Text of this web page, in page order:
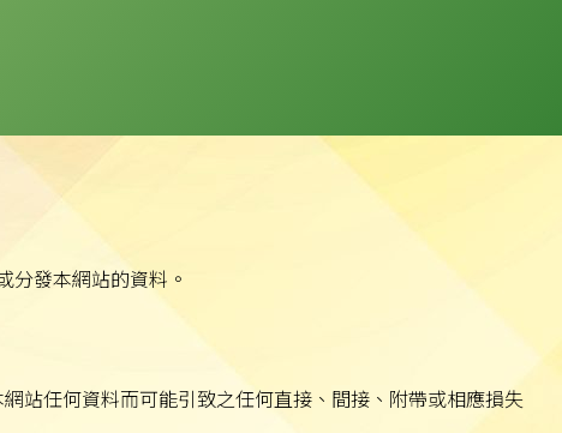
分發本網站的資料。
站任何資料而可能引致之任何直接、間接、附帶或相應損失